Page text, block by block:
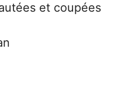
et coupées